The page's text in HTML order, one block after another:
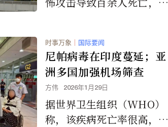
国际对谁是幕后黑手仍存有
疑点。
时事万象 ｜ 国际要闻
尼帕病毒在印度蔓延；亚
洲多国加强机场筛查
方伟 2026年1月29日
据世界卫生组织（WHO）
称，该疾病死亡率很高，介